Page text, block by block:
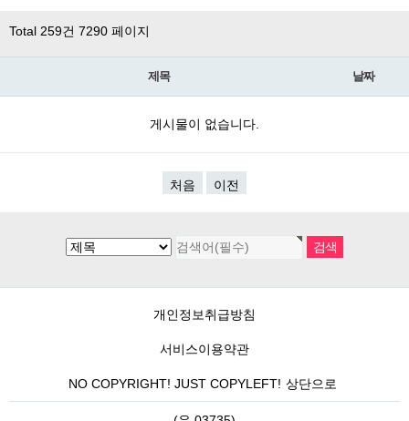
Total 259건 7290 페이지
제목 날짜
게시물이 없습니다.
처음 이전
개인정보취급방침
서비스이용약관
NO COPYRIGHT! JUST COPYLEFT! 상단으로